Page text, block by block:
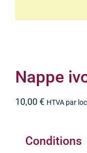
Nappe
10,00 € HTVA par
Conditions